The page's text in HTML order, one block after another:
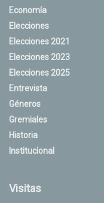
Economía
Elecciones
Elecciones 2021
Elecciones 2023
Elecciones 2025
Entrevista
Géneros
Gremiales
Historia
Institucional
Visitas